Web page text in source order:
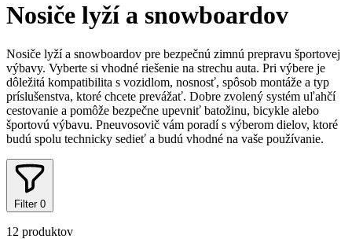
0
Nosiče lyží a snowboardov
Nosiče lyží a snowboardov pre bezpečnú zimnú prepravu športovej
výbavy. Vyberte si vhodné riešenie na strechu auta. Pri výbere je
dôležitá kompatibilita s vozidlom, nosnosť, spôsob montáže a typ
príslušenstva, ktoré chcete prevážať. Dobre zvolený systém uľahčí
cestovanie a pomôže bezpečne upevniť batožinu, bicykle alebo
športovú výbavu. Pneuvosovič vám poradí s výberom dielov, ktoré
budú spolu technicky sedieť a budú vhodné na vaše používanie.
Filter 0
12 produktov